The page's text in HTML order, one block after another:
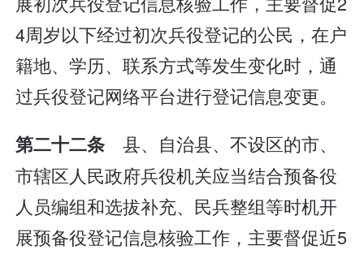
4周岁以下经过初次兵役登记的公民，在户
籍地、学历、联系方式等发生变化时，通
过兵役登记网络平台进行登记信息变更。
第二十二条 县、自治县、不设区的市、
市辖区人民政府兵役机关应当结合预备役
人员编组和选拔补充、民兵整组等时机开
展预备役登记信息核验工作，主要督促近5